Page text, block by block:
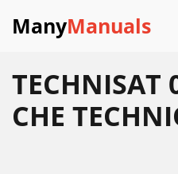
ManyManuals
TECHNISAT
CHE